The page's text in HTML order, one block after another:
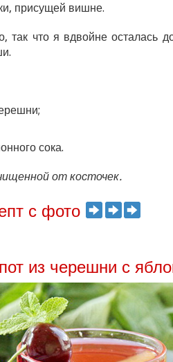
присущей вишне.
так что я вдвойне осталась
сока.
от косточек.
с фото
из черешни с